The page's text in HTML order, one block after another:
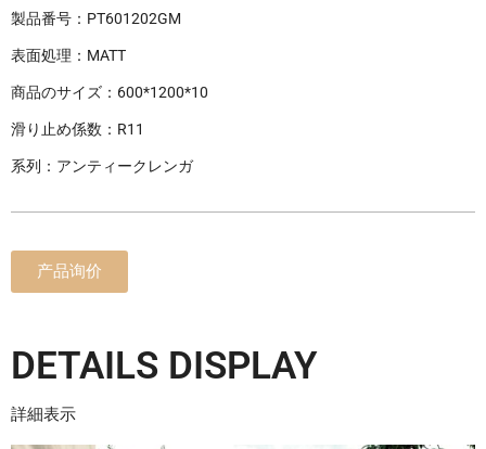
製品番号：PT601202GM
表面処理：MATT
商品のサイズ：600*1200*10
滑り止め係数：R11
系列：アンティークレンガ
产品询价
DETAILS DISPLAY
詳細表示